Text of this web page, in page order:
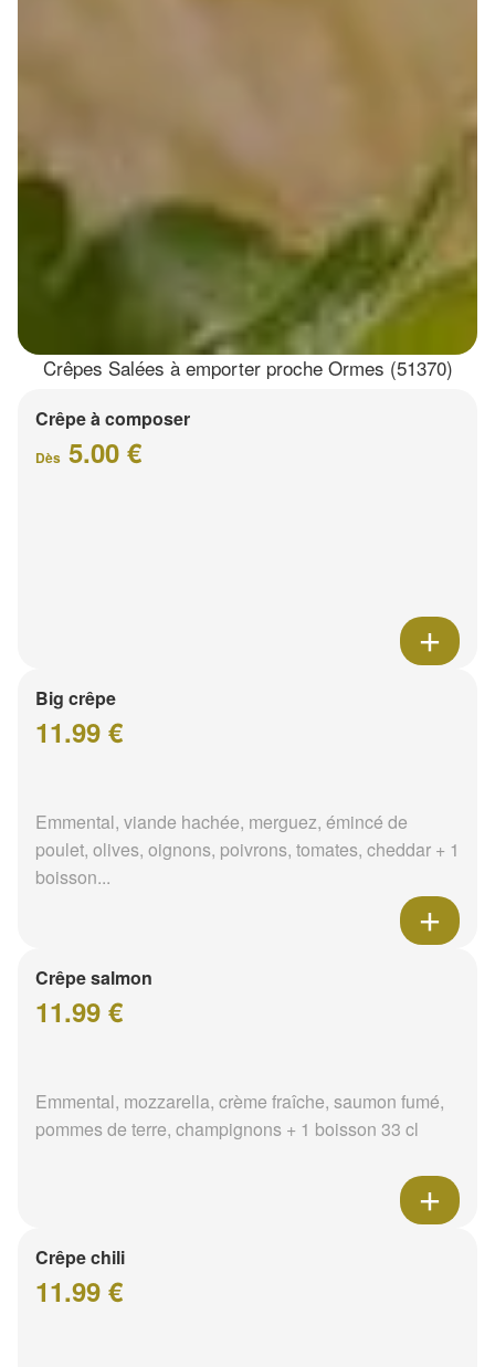
Crêpes Salées à emporter proche Ormes (51370)
Crêpe à composer
Dès 5.00 €
Big crêpe
11.99 €
Emmental, viande hachée, merguez, émincé de
poulet, olives, oignons, poivrons, tomates, cheddar + 1
boisson...
Crêpe salmon
11.99 €
Emmental, mozzarella, crème fraîche, saumon fumé,
pommes de terre, champignons + 1 boisson 33 cl
Crêpe chili
11.99 €